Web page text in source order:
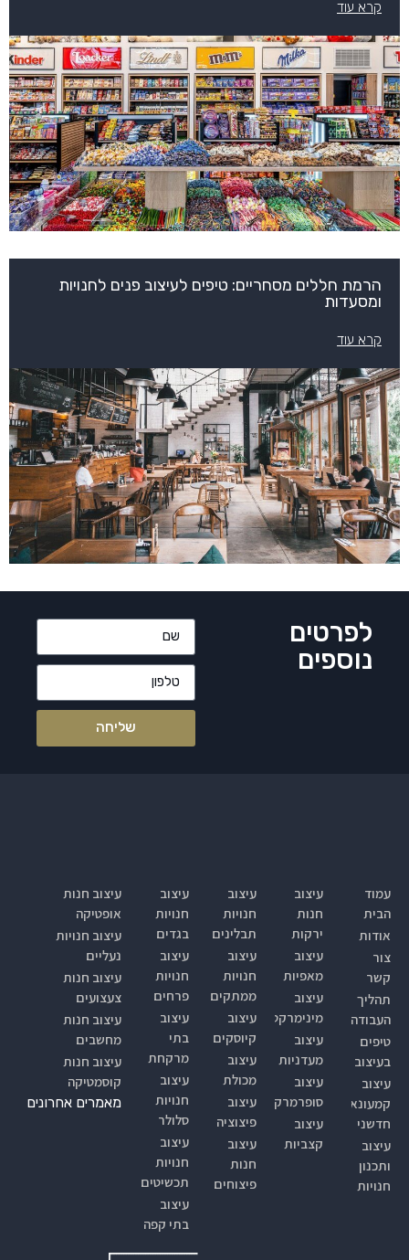
קרא עוד
הרמת חללים מסחריים: טיפים לעיצוב פנים לחנויות
ומסעדות
קרא עוד
לפרטים
נוספים
שליחה
עמוד
הבית
אודות
צור
קשר
תהליך
העבודה
טיפים
בעיצוב
עיצוב
קמעונאי
חדשני
עיצוב
ותכנון
חנויות
עיצוב
חנות
ירקות
עיצוב
מאפיות
עיצוב
מינימרקט
עיצוב
מעדניות
עיצוב
סופרמרקטים
עיצוב
קצביות
עיצוב
חנויות
תבלינים
עיצוב
חנויות
ממתקים
עיצוב
קיוסקים
עיצוב
מכולת
עיצוב
פיצוציה
עיצוב
חנות
פיצוחים
עיצוב
חנויות
בגדים
עיצוב
חנויות
פרחים
עיצוב
בתי
מרקחת
עיצוב
חנויות
סלולר
עיצוב
חנויות
תכשיטים
עיצוב
בתי קפה
עיצוב חנות
אופטיקה
עיצוב חנויות
נעליים
עיצוב חנות
צעצועים
עיצוב חנות
מחשבים
עיצוב חנות
קוסמטיקה
מאמרים אחרונים